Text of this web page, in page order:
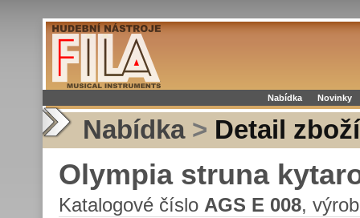
Nabídka Novinky
Nabídka > Detail zboží
Olympia struna
Katalogové číslo AGS E 008,